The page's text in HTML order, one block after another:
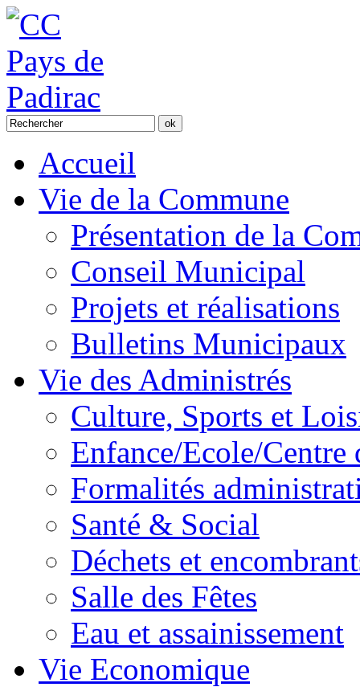
Accueil
Vie de la Commune
Présentation de la
Conseil Municipal
Projets et réalisations
Bulletins Municipaux
Vie des Administrés
Culture, Sports et
Enfance/Ecole/Centre
Formalités
Santé & Social
Déchets et
Salle des Fêtes
Eau et assainissement
Vie Economique